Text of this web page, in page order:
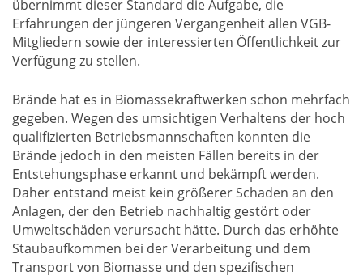
übernimmt dieser Standard die Aufgabe, die
Erfahrungen der jüngeren Vergangenheit allen VGB-
Mitgliedern sowie der interessierten Öffentlichkeit zur
Verfügung zu stellen.
Brände hat es in Biomassekraftwerken schon mehrfach
gegeben. Wegen des umsichtigen Verhaltens der hoch
qualifizierten Betriebsmannschaften konnten die
Brände jedoch in den meisten Fällen bereits in der
Entstehungsphase erkannt und bekämpft werden.
Daher entstand meist kein größerer Schaden an den
Anlagen, der den Betrieb nachhaltig gestört oder
Umweltschäden verursacht hätte. Durch das erhöhte
Staubaufkommen bei der Verarbeitung und dem
Transport von Biomasse und den spezifischen